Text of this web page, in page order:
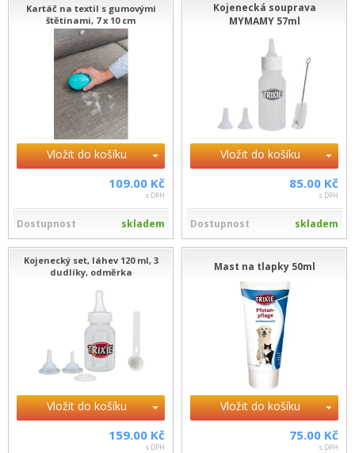
Kartáč na textil s gumovými
štětinami, 7 x 10 cm
Vložit do košíku
109.00 Kč
s DPH
Dostupnost skladem
Kojenecká souprava
MYMAMY 57ml
Vložit do košíku
85.00 Kč
s DPH
Dostupnost skladem
Kojenecký set, láhev 120 ml, 3
dudlíky, odměrka
Vložit do košíku
159.00 Kč
s DPH
Mast na tlapky 50ml
Vložit do košíku
75.00 Kč
s DPH